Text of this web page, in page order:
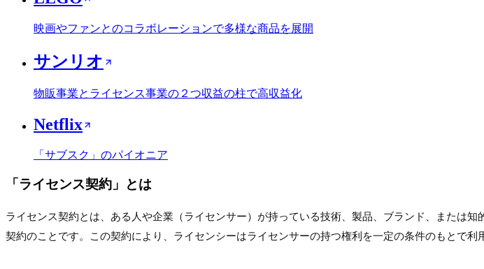
映画やファンとのコラボレーションで多様な商品を展開
サンリオ
物販事業とライセンス事業の２つ収益の柱で高収益化
Netflix
「サブスク」のパイオニア
「 ライセンス契約 」とは
ライセンス契約とは、ある人や企業（ライセンサー）が持っている技術、製品、ブランド、または
契約のことです。この契約により、ライセンシーはライセンサーの持つ権利を一定の条件のもとで利